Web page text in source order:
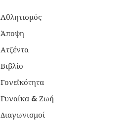
Αθλητισμός
Άποψη
Ατζέντα
Βιβλίο
Γονεϊκότητα
Γυναίκα & Ζωή
Διαγωνισμοί